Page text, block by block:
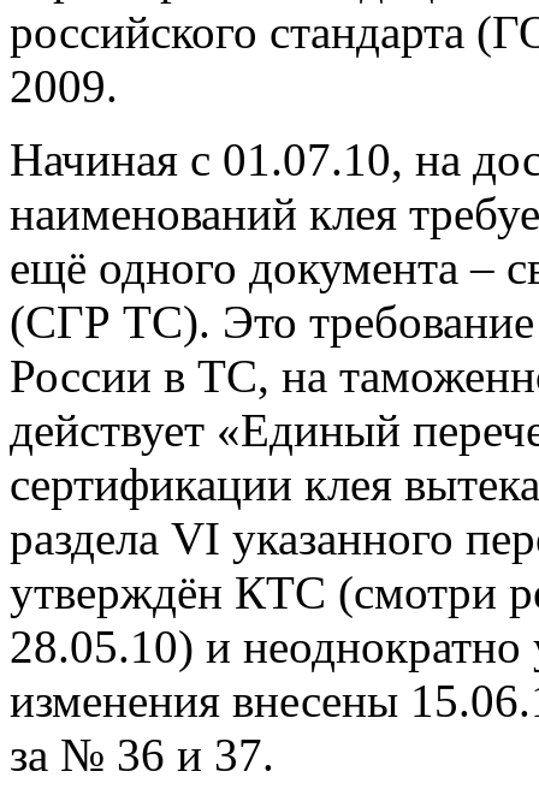
российского стандарта
2009.
Начиная с 01.07.10, на
наименований клея
ещё одного документа –
(СГР ТС). Это требование
России в ТС, на
действует «Единый
сертификации клея
раздела VI указанного
утверждён КТС (смотри
28.05.10) и неоднократно
изменения внесены
за № 36 и 37.